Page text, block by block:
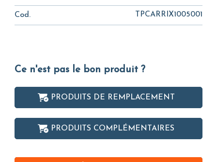
Cod. TPCARRIX1005001
Ce n'est pas le bon produit ?
PRODUITS DE REMPLACEMENT
PRODUITS COMPLÉMENTAIRES